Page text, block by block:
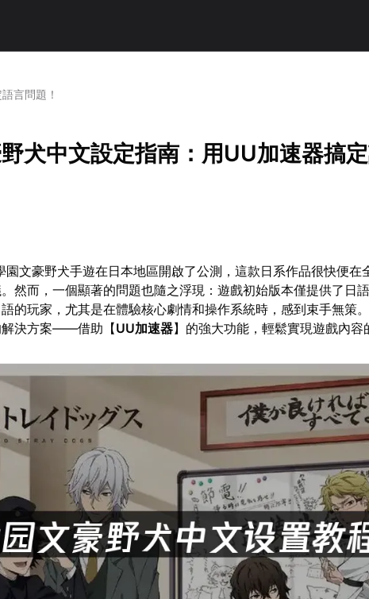
言問題！
犬中文設定指南：用UU加速器搞
園文豪野犬手遊在日本地區開啟了公測，這款日系作品很快便在
然而，一個顯著的問題也隨之浮現：遊戲初始版本僅提供了日
的玩家，尤其是在體驗核心劇情和操作系統時，感到束手無策
解決方案——借助【UU加速器】的強大功能，輕鬆實現遊戲內容